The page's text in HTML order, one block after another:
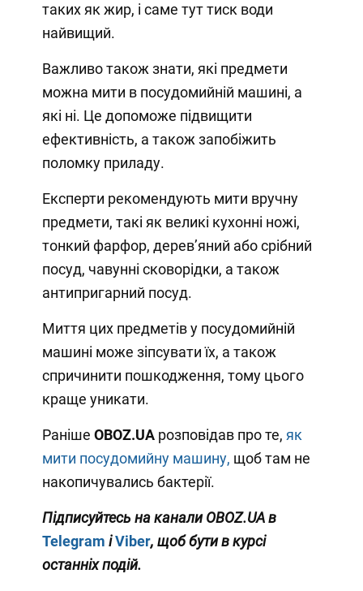
таких як жир, і саме тут тиск води
найвищий.
Важливо також знати, які предмети
можна мити в посудомийній машині, а
які ні. Це допоможе підвищити
ефективність, а також запобіжить
поломку приладу.
Експерти рекомендують мити вручну
предмети, такі як великі кухонні ножі,
тонкий фарфор, дерев’яний або срібний
посуд, чавунні сковорідки, а також
антипригарний посуд.
Миття цих предметів у посудомийній
машині може зіпсувати їх, а також
спричинити пошкодження, тому цього
краще уникати.
Раніше OBOZ.UA розповідав про те, як
мити посудомийну машину, щоб там не
накопичувались бактерії.
Підписуйтесь на канали OBOZ.UA в
Telegram іViber, щоб бути в курсі
останніх подій.